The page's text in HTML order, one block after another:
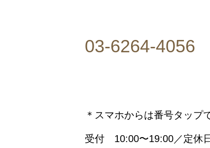
03-6264-4056
＊スマホからは番号タップ
受付 10:00〜19:00／定休